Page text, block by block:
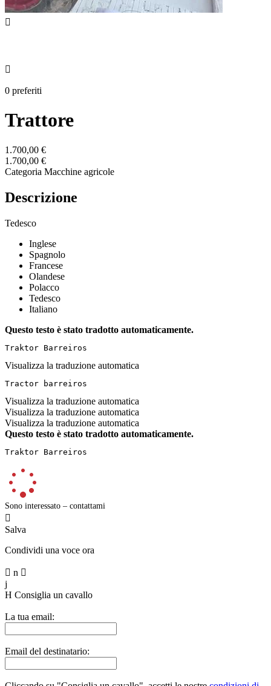


0 preferiti
Trattore
1.700,00 €
1.700,00 €
Categoria Macchine agricole
Descrizione
Tedesco
Inglese
Spagnolo
Francese
Olandese
Polacco
Tedesco
Italiano
Questo testo è stato tradotto automaticamente.
Traktor Barreiros
Visualizza la traduzione automatica
Tractor barreiros
Visualizza la traduzione automatica
Visualizza la traduzione automatica
Visualizza la traduzione automatica
Questo testo è stato tradotto automaticamente.
Traktor Barreiros
Sono interessato – contattami

Salva
Condividi una voce ora
 n 
j
H Consiglia un cavallo
La tua email:
Email del destinatario: